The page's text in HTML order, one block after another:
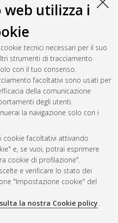
web utilizza i
tecnici necessari per il suo
strumenti di tracciamento
con il tuo consenso.
facoltativi sono usati per
della comunicazione
degli utenti.
la navigazione solo con i
cookie facoltativi attivando
e, se vuoi, potrai esprimere
cookie di profilazione".
e verificare lo stato dei
"Impostazione cookie" del
la nostra Cookie policy.
predictive models in
explainability, and
thesis], Alma Mater Studiorum
di ricerca inData science
12210.
ilFri Aug 7 20:42:06 2026 CEST